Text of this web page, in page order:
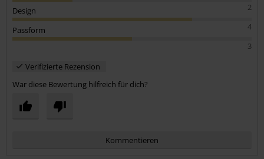
2
Design
4
Passform
3
Verifizierte Rezension
War diese Bewertung hilfreich für dich?
Kommentieren